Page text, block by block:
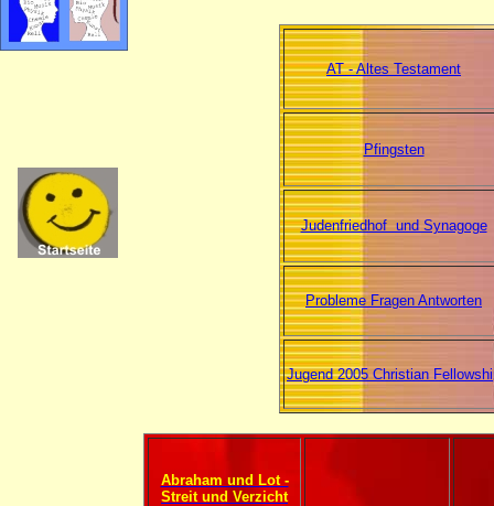
AT - Altes Testament
Pfingsten
Judenfriedhof und Synagoge
Probleme Fragen Antworten
Jugend 2005 Christian
Abraham und Lot -
Streit und Verzicht